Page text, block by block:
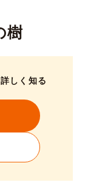
樹
しく知る